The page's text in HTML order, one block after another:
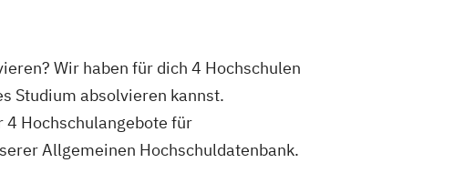
Wir haben für dich 4 Hochschulen
Studium absolvieren kannst.
Hochschulangebote für
Allgemeinen Hochschuldatenbank.